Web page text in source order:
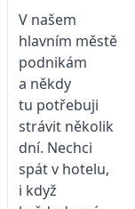
V našem
hlavním městě
podnikám
a někdy
tu potřebuji
strávit několik
dní. Nechci
spát v hotelu,
i když